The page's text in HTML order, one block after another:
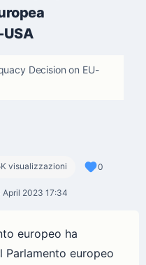
USA
Decision on EU-
visualizzazioni 0
April 2023 17:34
europeo ha
Parlamento europeo